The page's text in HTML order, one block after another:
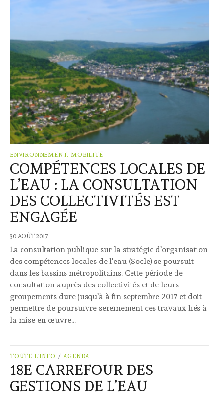
ENVIRONNEMENT, MOBILITÉ
COMPÉTENCES LOCALES DE
L’EAU : LA CONSULTATION
DES COLLECTIVITÉS EST
ENGAGÉE
30 AOÛT 2017
La consultation publique sur la stratégie d'organisation
des compétences locales de l'eau (Socle) se poursuit
dans les bassins métropolitains. Cette période de
consultation auprès des collectivités et de leurs
groupements dure jusqu'à à fin septembre 2017 et doit
permettre de poursuivre sereinement ces travaux liés à
la mise en œuvre...
TOUTE L'INFO / AGENDA
18E CARREFOUR DES
GESTIONS DE L’EAU